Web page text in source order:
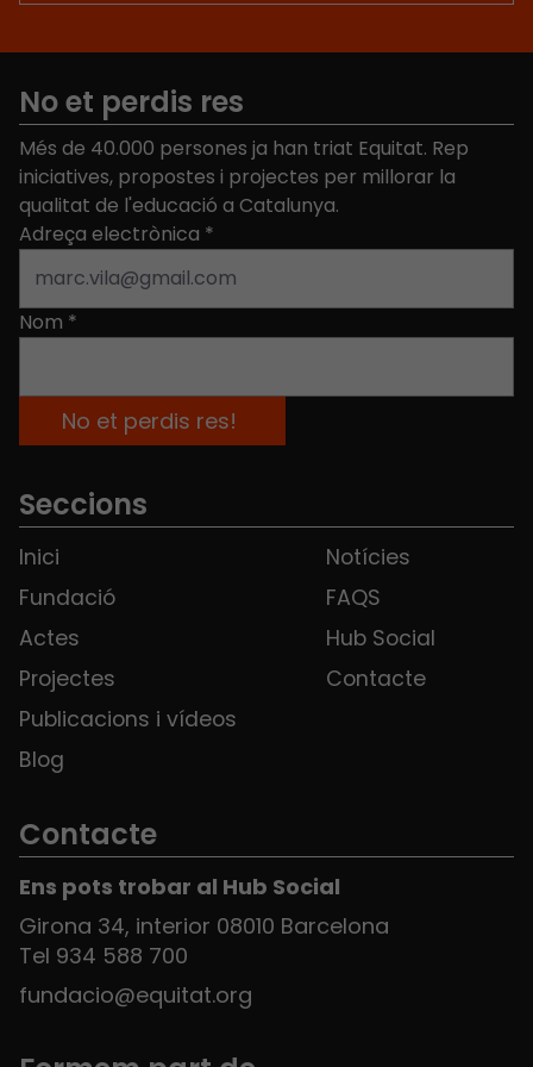
No et perdis res
Més de 40.000 persones ja han triat Equitat. Rep
iniciatives, propostes i projectes per millorar la
qualitat de l'educació a Catalunya.
Adreça electrònica *
Nom *
Seccions
Inici
Fundació
Actes
Projectes
Publicacions i vídeos
Blog
Notícies
FAQS
Hub Social
Contacte
Contacte
Ens pots trobar al Hub Social
Girona 34, interior 08010 Barcelona
Tel 934 588 700
fundacio@equitat.org